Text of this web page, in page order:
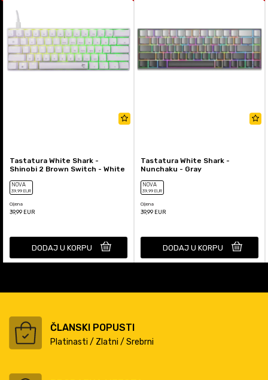
Tastatura White Shark -
Shinobi 2 Brown Switch - White
NOVA
39,99 EUR
Cijena
39,99 EUR
DODAJ U KORPU
Tastatura White Shark -
Nunchaku - Gray
NOVA
39,99 EUR
Cijena
39,99 EUR
DODAJ U KORPU
ČLANSKI POPUSTI
Platinasti / Zlatni / Srebrni